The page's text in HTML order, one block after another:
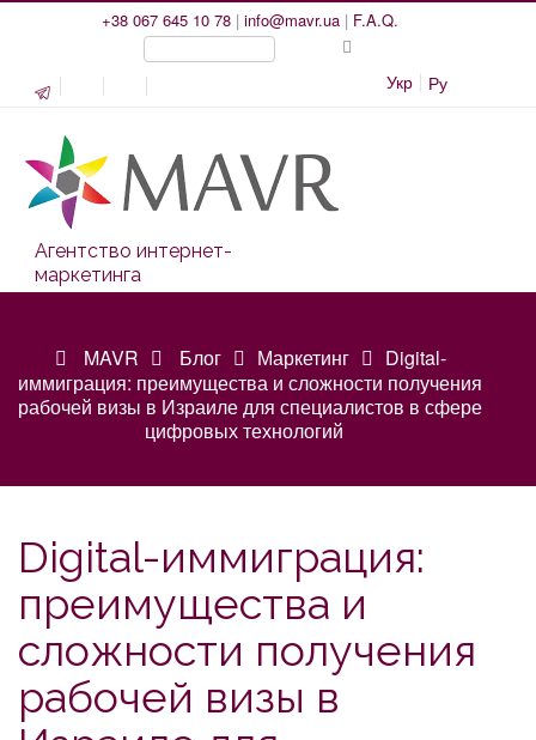
+38 067 645 10 78 | info@mavr.ua | F.A.Q.
Укр Ру
Агентство интернет-
маркетинга
MAVR Блог Маркетинг
Digital-
иммиграция: преимущества и сложности получения
рабочей визы в Израиле для специалистов в сфере
цифровых технологий
Digital-иммиграция:
преимущества и
сложности получения
рабочей визы в